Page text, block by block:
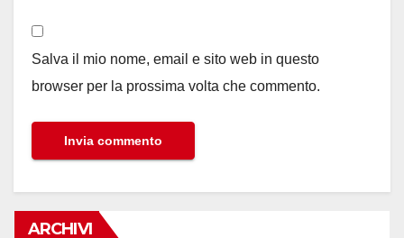
Salva il mio nome, email e sito web in questo
browser per la prossima volta che commento.
ARCHIVI